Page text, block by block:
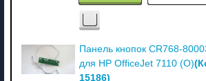
Панель кнопок CR768-
для HP OfficeJet 7110 (О)
15186)